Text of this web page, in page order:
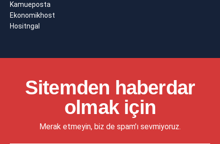
Kamueposta
Ekonomikhost
Hositngal
Sitemden haberdar
olmak için
Merak etmeyin, biz de spam'ı sevmiyoruz.